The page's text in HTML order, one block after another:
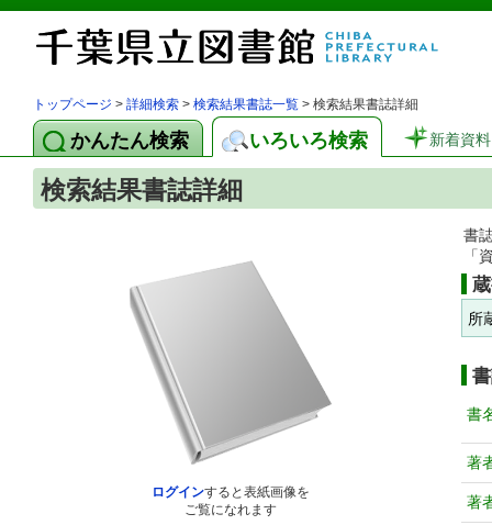
トップページ > 詳細検索 > 検索結果書誌一覧 > 検索結果書誌詳細
かんたん検索 いろいろ検索 新着資料
検索結果書誌詳細
ログインすると表紙画像を
ご覧になれます
書
「
所
書
著
著